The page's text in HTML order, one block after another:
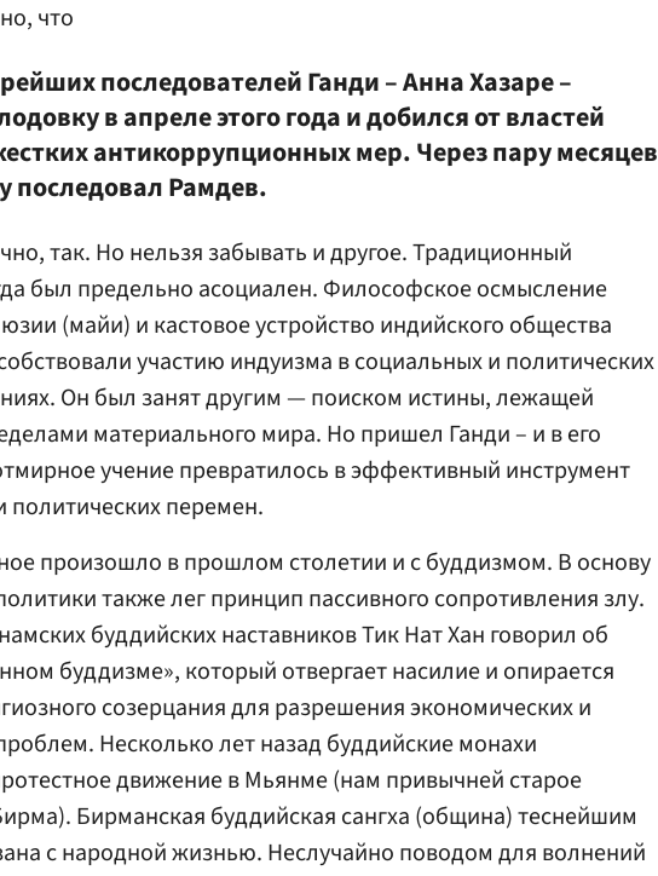
что
последователей Ганди – Анна Хазаре –
в апреле этого года и добился от властей
антикоррупционных мер. Через пару месяцев
последовал Рамдев.
так. Но нельзя забывать и другое. Традиционный
был предельно асоциален. Философское осмысление
(майи) и кастовое устройство индийского общества
участию индуизма в социальных и политических
Он был занят другим — поиском истины, лежащей
материального мира. Но пришел Ганди – и в его
учение превратилось в эффективный инструмент
политических перемен.
произошло в прошлом столетии и с буддизмом. В основу
также лег принцип пассивного сопротивления злу.
буддийских наставников Тик Нат Хан говорил об
буддизме», который отвергает насилие и опирается
созерцания для разрешения экономических и
Несколько лет назад буддийские монахи
движение в Мьянме (нам привычней старое
Бирманская буддийская сангха (община) теснейшим
с народной жизнью. Неслучайно поводом для волнений